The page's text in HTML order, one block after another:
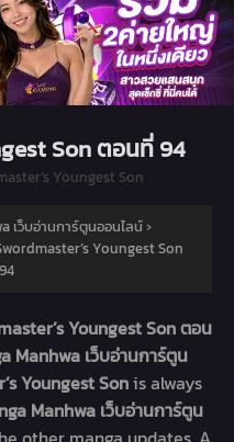
Son ตอนที่ 94
Youngest Son
เว็บอ่านการ์ตูนออนไลน์›
Youngest Son
Youngest Son ตอน
Manhwa เว็บอ่านการ์ตูน
Youngest Sonis always
Manhwa เว็บอ่านการ์ตูน